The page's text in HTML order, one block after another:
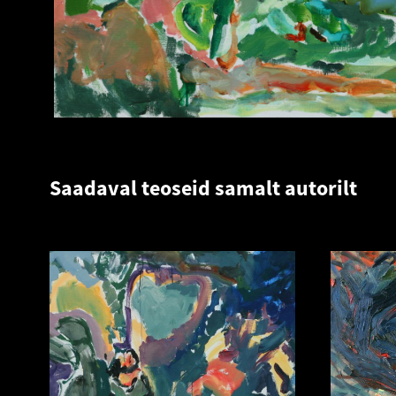
Saadaval teoseid samalt autorilt